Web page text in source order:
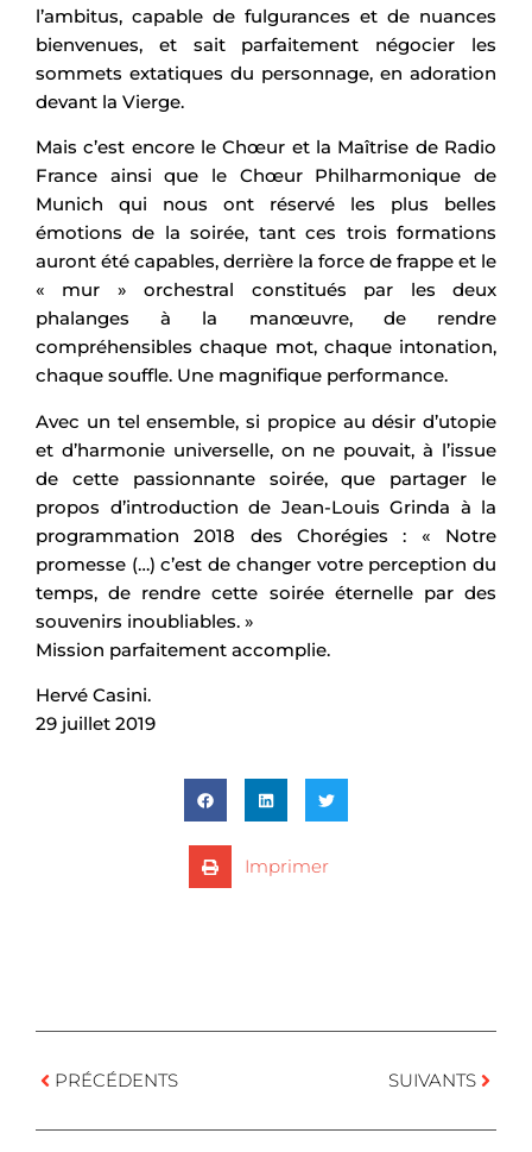
l’ambitus, capable de fulgurances et de nuances
bienvenues, et sait parfaitement négocier les
sommets extatiques du personnage, en adoration
devant la Vierge.
Mais c’est encore le Chœur et la Maîtrise de Radio
France ainsi que le Chœur Philharmonique de
Munich qui nous ont réservé les plus belles
émotions de la soirée, tant ces trois formations
auront été capables, derrière la force de frappe et le
« mur » orchestral constitués par les deux
phalanges à la manœuvre, de rendre
compréhensibles chaque mot, chaque intonation,
chaque souffle. Une magnifique performance.
Avec un tel ensemble, si propice au désir d’utopie
et d’harmonie universelle, on ne pouvait, à l’issue
de cette passionnante soirée, que partager le
propos d’introduction de Jean-Louis Grinda à la
programmation 2018 des Chorégies : « Notre
promesse (…) c’est de changer votre perception du
temps, de rendre cette soirée éternelle par des
souvenirs inoubliables. »
Mission parfaitement accomplie.
Hervé Casini.
29 juillet 2019
Imprimer
PRÉCÉDENTS SUIVANTS